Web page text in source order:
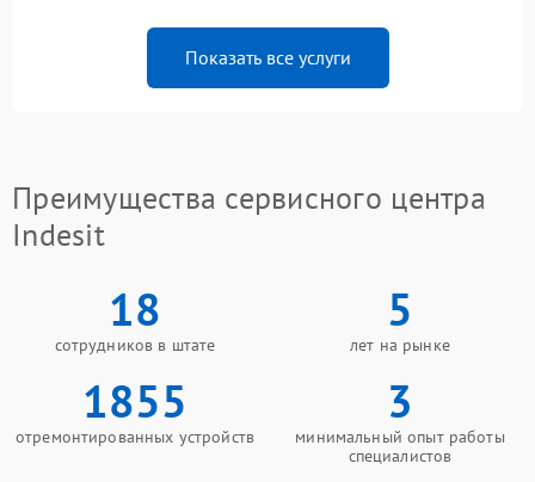
Показать все услуги
Преимущества сервисного центра
Indesit
18
сотрудников в штате
5
лет на рынке
1855
отремонтированных устройств
3
минимальный опыт работы
специалистов